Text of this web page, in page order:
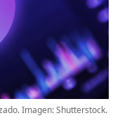
Imagen: Shutterstock.